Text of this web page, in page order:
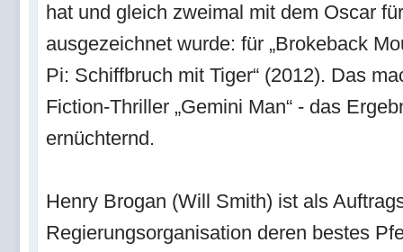
hat und gleich zweimal mit dem Oscar
ausgezeichnet wurde: für „Brokeback
Pi: Schiffbruch mit Tiger“ (2012). Das
Fiction-Thriller „Gemini Man“ - das
ernüchternd.
Henry Brogan (Will Smith) ist als
Regierungsorganisation deren bestes